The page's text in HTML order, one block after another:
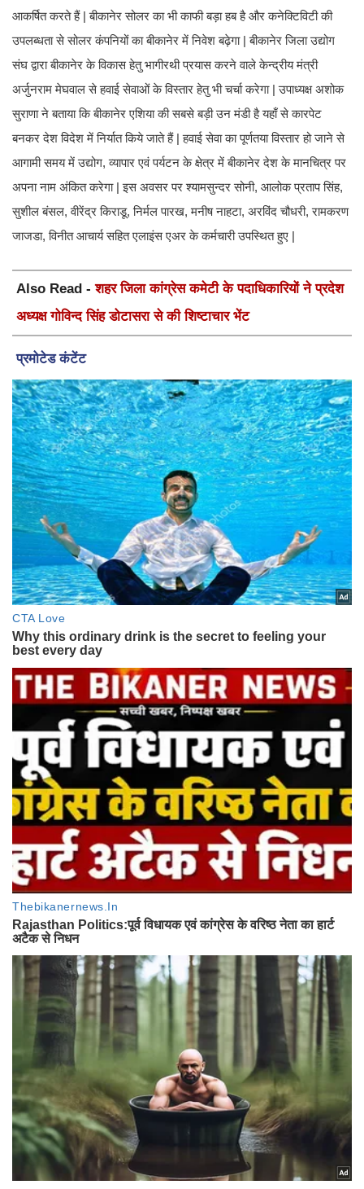
आकर्षित करते हैं | बीकानेर सोलर का भी काफी बड़ा हब है और कनेक्टिविटी की
उपलब्धता से सोलर कंपनियों का बीकानेर में निवेश बढ़ेगा | बीकानेर जिला उद्योग
संघ द्वारा बीकानेर के विकास हेतु भागीरथी प्रयास करने वाले केन्द्रीय मंत्री
अर्जुनराम मेघवाल से हवाई सेवाओं के विस्तार हेतु भी चर्चा करेगा | उपाध्यक्ष अशोक
सुराणा ने बताया कि बीकानेर एशिया की सबसे बड़ी उन मंडी है यहाँ से कारपेट
बनकर देश विदेश में निर्यात किये जाते हैं | हवाई सेवा का पूर्णतया विस्तार हो जाने से
आगामी समय में उद्योग, व्यापार एवं पर्यटन के क्षेत्र में बीकानेर देश के मानचित्र पर
अपना नाम अंकित करेगा | इस अवसर पर श्यामसुन्दर सोनी, आलोक प्रताप सिंह,
सुशील बंसल, वीरेंद्र किराडू, निर्मल पारख, मनीष नाहटा, अरविंद चौधरी, रामकरण
जाजडा, विनीत आचार्य सहित एलाइंस एअर के कर्मचारी उपस्थित हुए |
Also Read -शहर जिला कांग्रेस कमेटी के पदाधिकारियों ने प्रदेश
अध्यक्ष गोविन्द सिंह डोटासरा से की शिष्टाचार भेंट